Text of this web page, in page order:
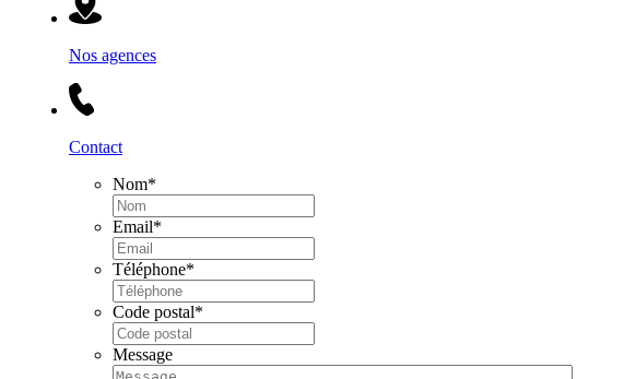
Nos agences
Contact
Nom*
Email*
Téléphone*
Code postal*
Message